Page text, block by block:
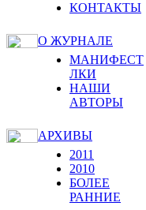
КОНТАКТЫ
О ЖУРНАЛЕ
МАНИФЕСТ
ЛКИ
НАШИ
АВТОРЫ
АРХИВЫ
2011
2010
БОЛЕЕ
РАННИЕ